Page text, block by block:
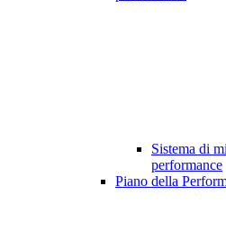
Sistema di
performance
Piano della